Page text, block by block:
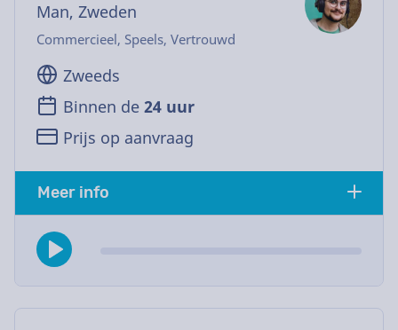
Man, Zweden
Commercieel, Speels, Vertrouwd
Zweeds
Binnen de 24 uur
Prijs op aanvraag
Meer info